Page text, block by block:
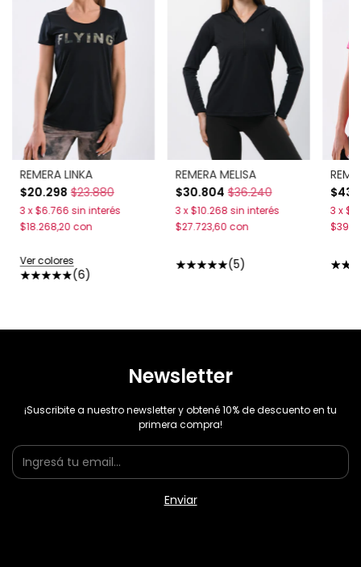
REMERA LINKA
$20.298 $23.880
(6)
3 x$6.766 sin interés
$18.268,20 con
Ver colores
REMERA MELISA
$30.804 $36.240
(5)
3 x$10.268 sin interés
$27.723,60 con
3 x
Newsletter
¡Suscribite a nuestro newsletter y obtené 10% de descuento en tu
primera compra!